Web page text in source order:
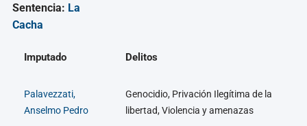
Sentencia: La
Cacha
Imputado Delitos
Palavezzati,
Anselmo Pedro
Genocidio, Privación Ilegítima de la
libertad, Violencia y amenazas